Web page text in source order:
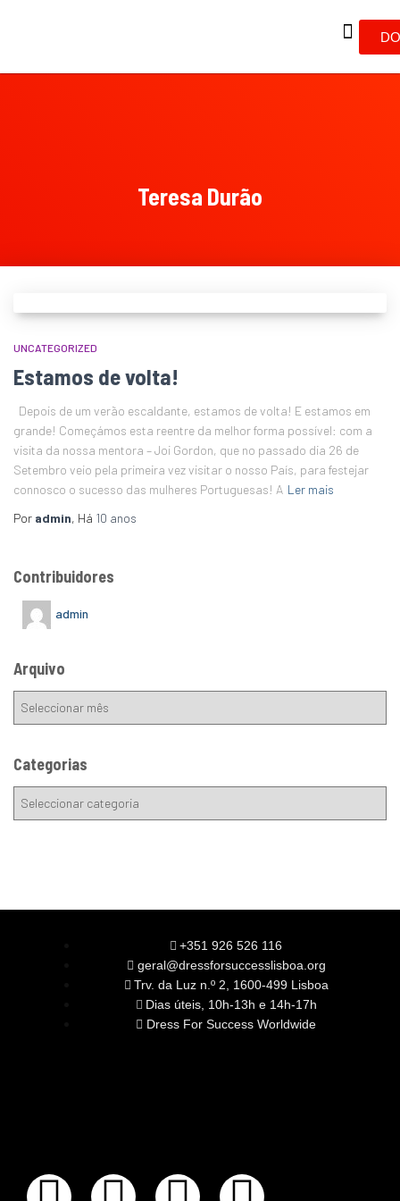
Teresa Durão
UNCATEGORIZED
Estamos de volta!
Depois de um verão escaldante, estamos de volta! E estamos em
grande! Começámos esta reentre da melhor forma possível: com a
visita da nossa mentora – Joi Gordon, que no passado dia 26 de
Setembro veio pela primeira vez visitar o nosso País, para festejar
connosco o sucesso das mulheres Portuguesas! A Ler mais
Por admin, Há 10 anos
Contribuidores
admin
Arquivo
Categorias
+351 926 526 116
geral@dressforsuccesslisboa.org
Trv. da Luz n.º 2, 1600-499 Lisboa
Dias úteis, 10h-13h e 14h-17h
Dress For Success Worldwide